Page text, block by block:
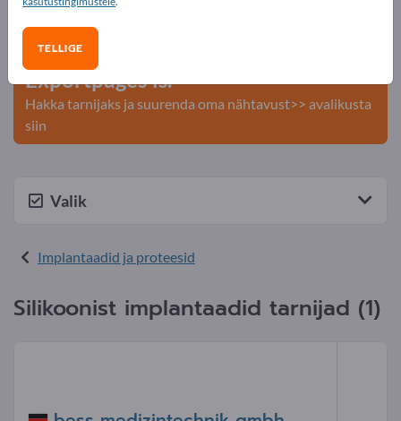
Ärikontaktid >> alustage siit
Avalikusta oma ettevõte ja tooted
Exportpages'is.
Hakka tarnijaks ja suurenda oma nähtavust>> avalikusta
siin
Valik
Implantaadid ja proteesid
Silikoonist implantaadid tarnijad (1)
TELLIGE